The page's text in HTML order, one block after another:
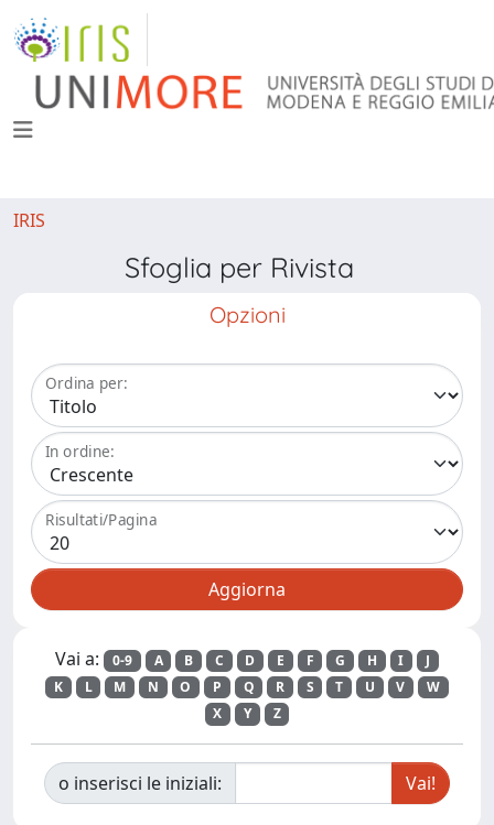
IRIS
Sfoglia per Rivista
Opzioni
Ordina per:
In ordine:
Risultati/Pagina
Vai a: 0-9 A B C D E F G H I
J
K
L M N O P Q R S T U V
W
X
Y Z
o inserisci le iniziali: